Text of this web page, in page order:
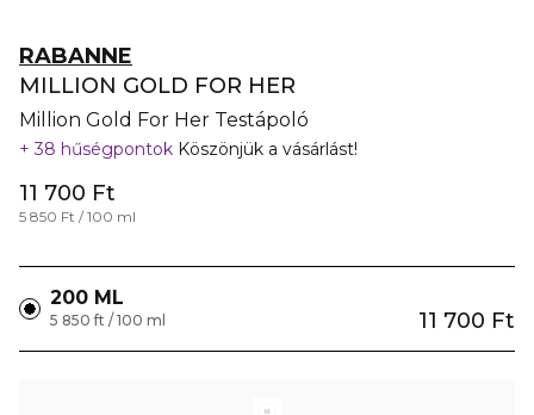
RABANNE
MILLION GOLD FOR HER
Million Gold For Her Testápoló
38 hűségpontok Köszönjük a vásárlást!
11 700 Ft
5 850 Ft / 100 ml
200 ML
11 700 Ft
5 850 ft / 100 ml